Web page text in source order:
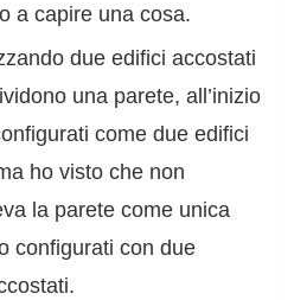
a capire una cosa.
due edifici accostati
una parete, all’inizio
come due edifici
ho visto che non
la parete come unica
configurati con due